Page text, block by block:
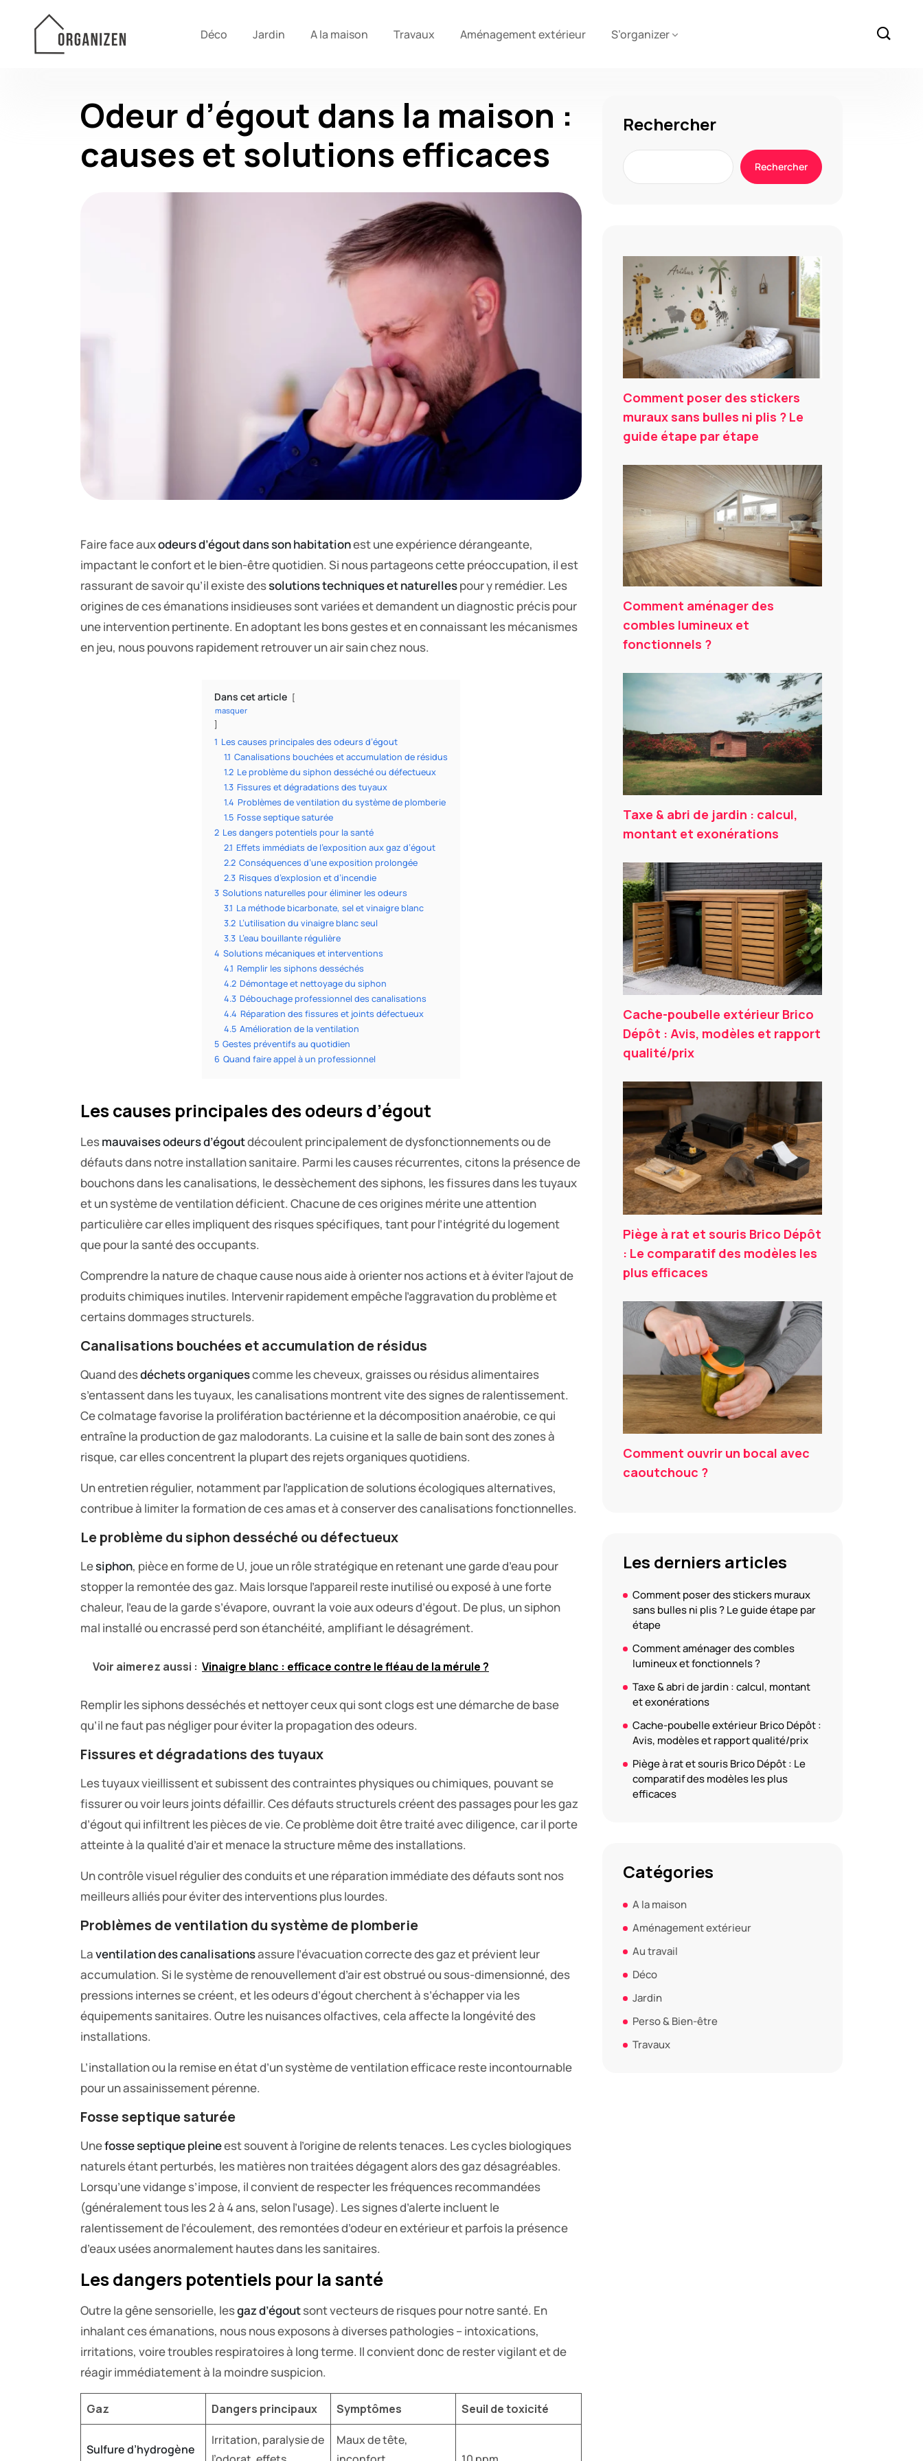
Déco Jardin A la maison Travaux Aménagement extérieur S’organizer
Odeur d’égout dans la maison :
causes et solutions efficaces
Faire face auxodeurs d’égout dans son habitationest une expérience dérangeante,
impactant le confort et le bien-être quotidien. Si nous partageons cette préoccupation, il est
rassurant de savoir qu’il existe dessolutions techniques et naturellespour y remédier. Les
origines de ces émanations insidieuses sont variées et demandent un diagnostic précis pour
une intervention pertinente. En adoptant les bons gestes et en connaissant les mécanismes
en jeu, nous pouvons rapidement retrouver un air sain chez nous.
Dans cet article
masquer
1 Les causes principales des odeurs d’égout
1.1 Canalisations bouchées et accumulation de résidus
1.2 Le problème du siphon desséché ou défectueux
1.3 Fissures et dégradations des tuyaux
1.4 Problèmes de ventilation du système de plomberie
1.5 Fosse septique saturée
2 Les dangers potentiels pour la santé
2.1 Effets immédiats de l’exposition aux gaz d’égout
2.2 Conséquences d’une exposition prolongée
2.3 Risques d’explosion et d’incendie
3 Solutions naturelles pour éliminer les odeurs
3.1 La méthode bicarbonate, sel et vinaigre blanc
3.2 L’utilisation du vinaigre blanc seul
3.3 L’eau bouillante régulière
4 Solutions mécaniques et interventions
4.1 Remplir les siphons desséchés
4.2 Démontage et nettoyage du siphon
4.3 Débouchage professionnel des canalisations
4.4 Réparation des fissures et joints défectueux
4.5 Amélioration de la ventilation
5 Gestes préventifs au quotidien
6 Quand faire appel à un professionnel
Les causes principales des odeurs d’égout
Lesmauvaises odeurs d’égoutdécoulent principalement de dysfonctionnements ou de
défauts dans notre installation sanitaire. Parmi les causes récurrentes, citons la présence de
bouchons dans les canalisations, le dessèchement des siphons, les fissures dans les tuyaux
et un système de ventilation déficient. Chacune de ces origines mérite une attention
particulière car elles impliquent des risques spécifiques, tant pour l’intégrité du logement
que pour la santé des occupants.
Comprendre la nature de chaque cause nous aide à orienter nos actions et à éviter l’ajout de
produits chimiques inutiles. Intervenir rapidement empêche l’aggravation du problème et
certains dommages structurels.
Canalisations bouchées et accumulation de résidus
Quand desdéchets organiquescomme les cheveux, graisses ou résidus alimentaires
s’entassent dans les tuyaux, les canalisations montrent vite des signes de ralentissement.
Ce colmatage favorise la prolifération bactérienne et la décomposition anaérobie, ce qui
entraîne la production de gaz malodorants. La cuisine et la salle de bain sont des zones à
risque, car elles concentrent la plupart des rejets organiques quotidiens.
Un entretien régulier, notamment par l’application de solutions écologiques alternatives,
contribue à limiter la formation de ces amas et à conserver des canalisations fonctionnelles.
Le problème du siphon desséché ou défectueux
Lesiphon, pièce en forme de U, joue un rôle stratégique en retenant une garde d’eau pour
stopper la remontée des gaz. Mais lorsque l’appareil reste inutilisé ou exposé à une forte
chaleur, l’eau de la garde s’évapore, ouvrant la voie aux odeurs d’égout. De plus, un siphon
mal installé ou encrassé perd son étanchéité, amplifiant le désagrément.
Voir aimerez aussi : Vinaigre blanc : efficace contre le fléau de la mérule ?
Remplir les siphons desséchés et nettoyer ceux qui sont clogs est une démarche de base
qu’il ne faut pas négliger pour éviter la propagation des odeurs.
Fissures et dégradations des tuyaux
Les tuyaux vieillissent et subissent des contraintes physiques ou chimiques, pouvant se
fissurer ou voir leurs joints défaillir. Ces défauts structurels créent des passages pour les gaz
d’égout qui infiltrent les pièces de vie. Ce problème doit être traité avec diligence, car il porte
atteinte à la qualité d’air et menace la structure même des installations.
Un contrôle visuel régulier des conduits et une réparation immédiate des défauts sont nos
meilleurs alliés pour éviter des interventions plus lourdes.
Problèmes de ventilation du système de plomberie
Laventilation des canalisationsassure l’évacuation correcte des gaz et prévient leur
accumulation. Si le système de renouvellement d’air est obstrué ou sous-dimensionné, des
pressions internes se créent, et les odeurs d’égout cherchent à s’échapper via les
équipements sanitaires. Outre les nuisances olfactives, cela affecte la longévité des
installations.
L’installation ou la remise en état d’un système de ventilation efficace reste incontournable
pour un assainissement pérenne.
Fosse septique saturée
Unefosse septique pleineest souvent à l’origine de relents tenaces. Les cycles biologiques
naturels étant perturbés, les matières non traitées dégagent alors des gaz désagréables.
Lorsqu’une vidange s’impose, il convient de respecter les fréquences recommandées
(généralement tous les 2 à 4 ans, selon l’usage). Les signes d’alerte incluent le
ralentissement de l’écoulement, des remontées d’odeur en extérieur et parfois la présence
d’eaux usées anormalement hautes dans les sanitaires.
Les dangers potentiels pour la santé
Outre la gêne sensorielle, lesgaz d’égoutsont vecteurs de risques pour notre santé. En
inhalant ces émanations, nous nous exposons à diverses pathologies – intoxications,
irritations, voire troubles respiratoires à long terme. Il convient donc de rester vigilant et de
réagir immédiatement à la moindre suspicion.
Gaz Dangers principaux Symptômes Seuil de toxicité
Sulfure d’hydrogène
Irritation, paralysie de
Maux de tête,
Rechercher
Rechercher
Comment poser des stickers
muraux sans bulles ni plis ? Le
guide étape par étape
Comment aménager des
combles lumineux et
fonctionnels ?
Taxe & abri de jardin : calcul,
montant et exonérations
Cache-poubelle extérieur Brico
Dépôt : Avis, modèles et rapport
qualité/prix
Piège à rat et souris Brico Dépôt
: Le comparatif des modèles les
plus efficaces
Comment ouvrir un bocal avec
caoutchouc ?
Les derniers articles
Comment poser des stickers muraux
sans bulles ni plis ? Le guide étape par
étape
Comment aménager des combles
lumineux et fonctionnels ?
Taxe & abri de jardin : calcul, montant
et exonérations
Cache-poubelle extérieur Brico Dépôt :
Avis, modèles et rapport qualité/prix
Piège à rat et souris Brico Dépôt : Le
comparatif des modèles les plus
efficaces
Catégories
A la maison
Aménagement extérieur
Au travail
Déco
Jardin
Perso & Bien-être
Travaux